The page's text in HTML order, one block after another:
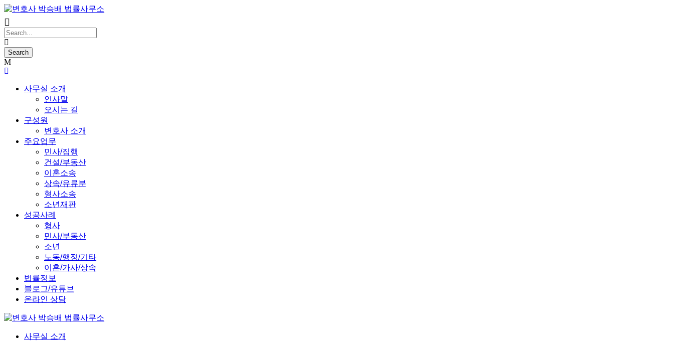
사무실 소개
인사말
오시는 길
구성원
변호사 소개
주요업무
민사/집행
건설/부동산
이혼소송
상속/유류분
형사소송
소년재판
성공사례
형사
민사/부동산
소년
노동/행정/기타
이혼/가사/상속
법률정보
블로그/유튜브
온라인 상담
사무실 소개